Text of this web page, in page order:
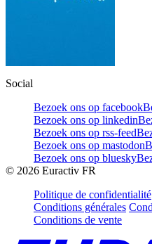
Social
Bezoek ons op facebook
Bezoek ons op linkedin
Bezoek ons op rss-feed
Bezoek ons op mastodon
Bezoek ons op bluesky
© 2026 Euractiv FR
Politique de confidentialité
Conditions générales
Conditions de vente